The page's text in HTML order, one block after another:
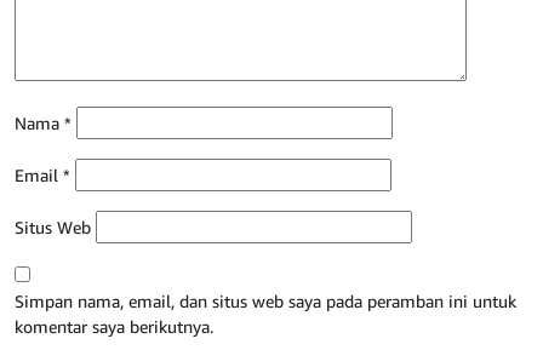
Nama *
Email *
Situs Web
Simpan nama, email, dan situs web saya pada peramban ini untuk
komentar saya berikutnya.